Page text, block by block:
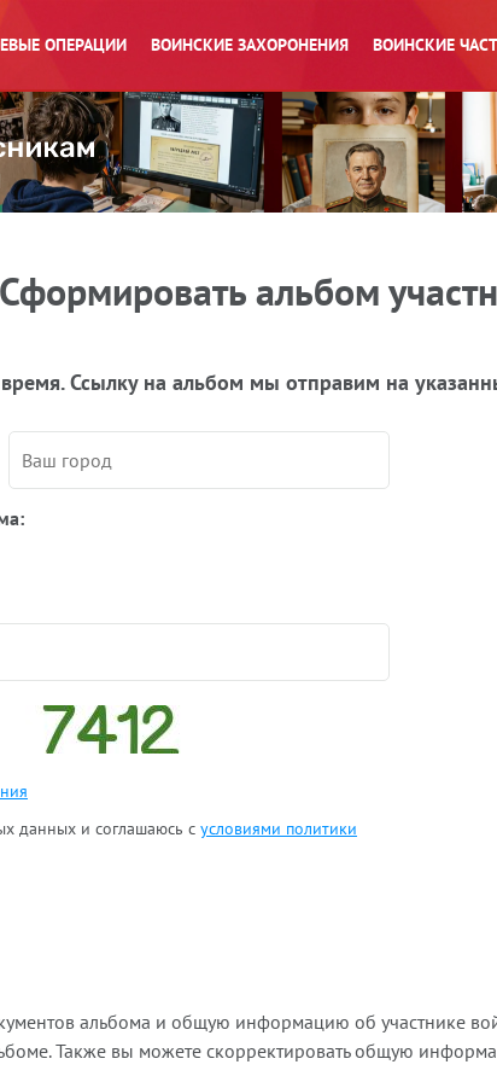
ОПЕРАЦИИ ВОИНСКИЕ ЗАХОРОНЕНИЯ ВОИНСКИЕ
Сформировать альбом
Ссылку на альбом мы отправим на
данных и соглашаюсь с условиями политики
альбома и общую информацию об участнике
Также вы можете скорректировать общую